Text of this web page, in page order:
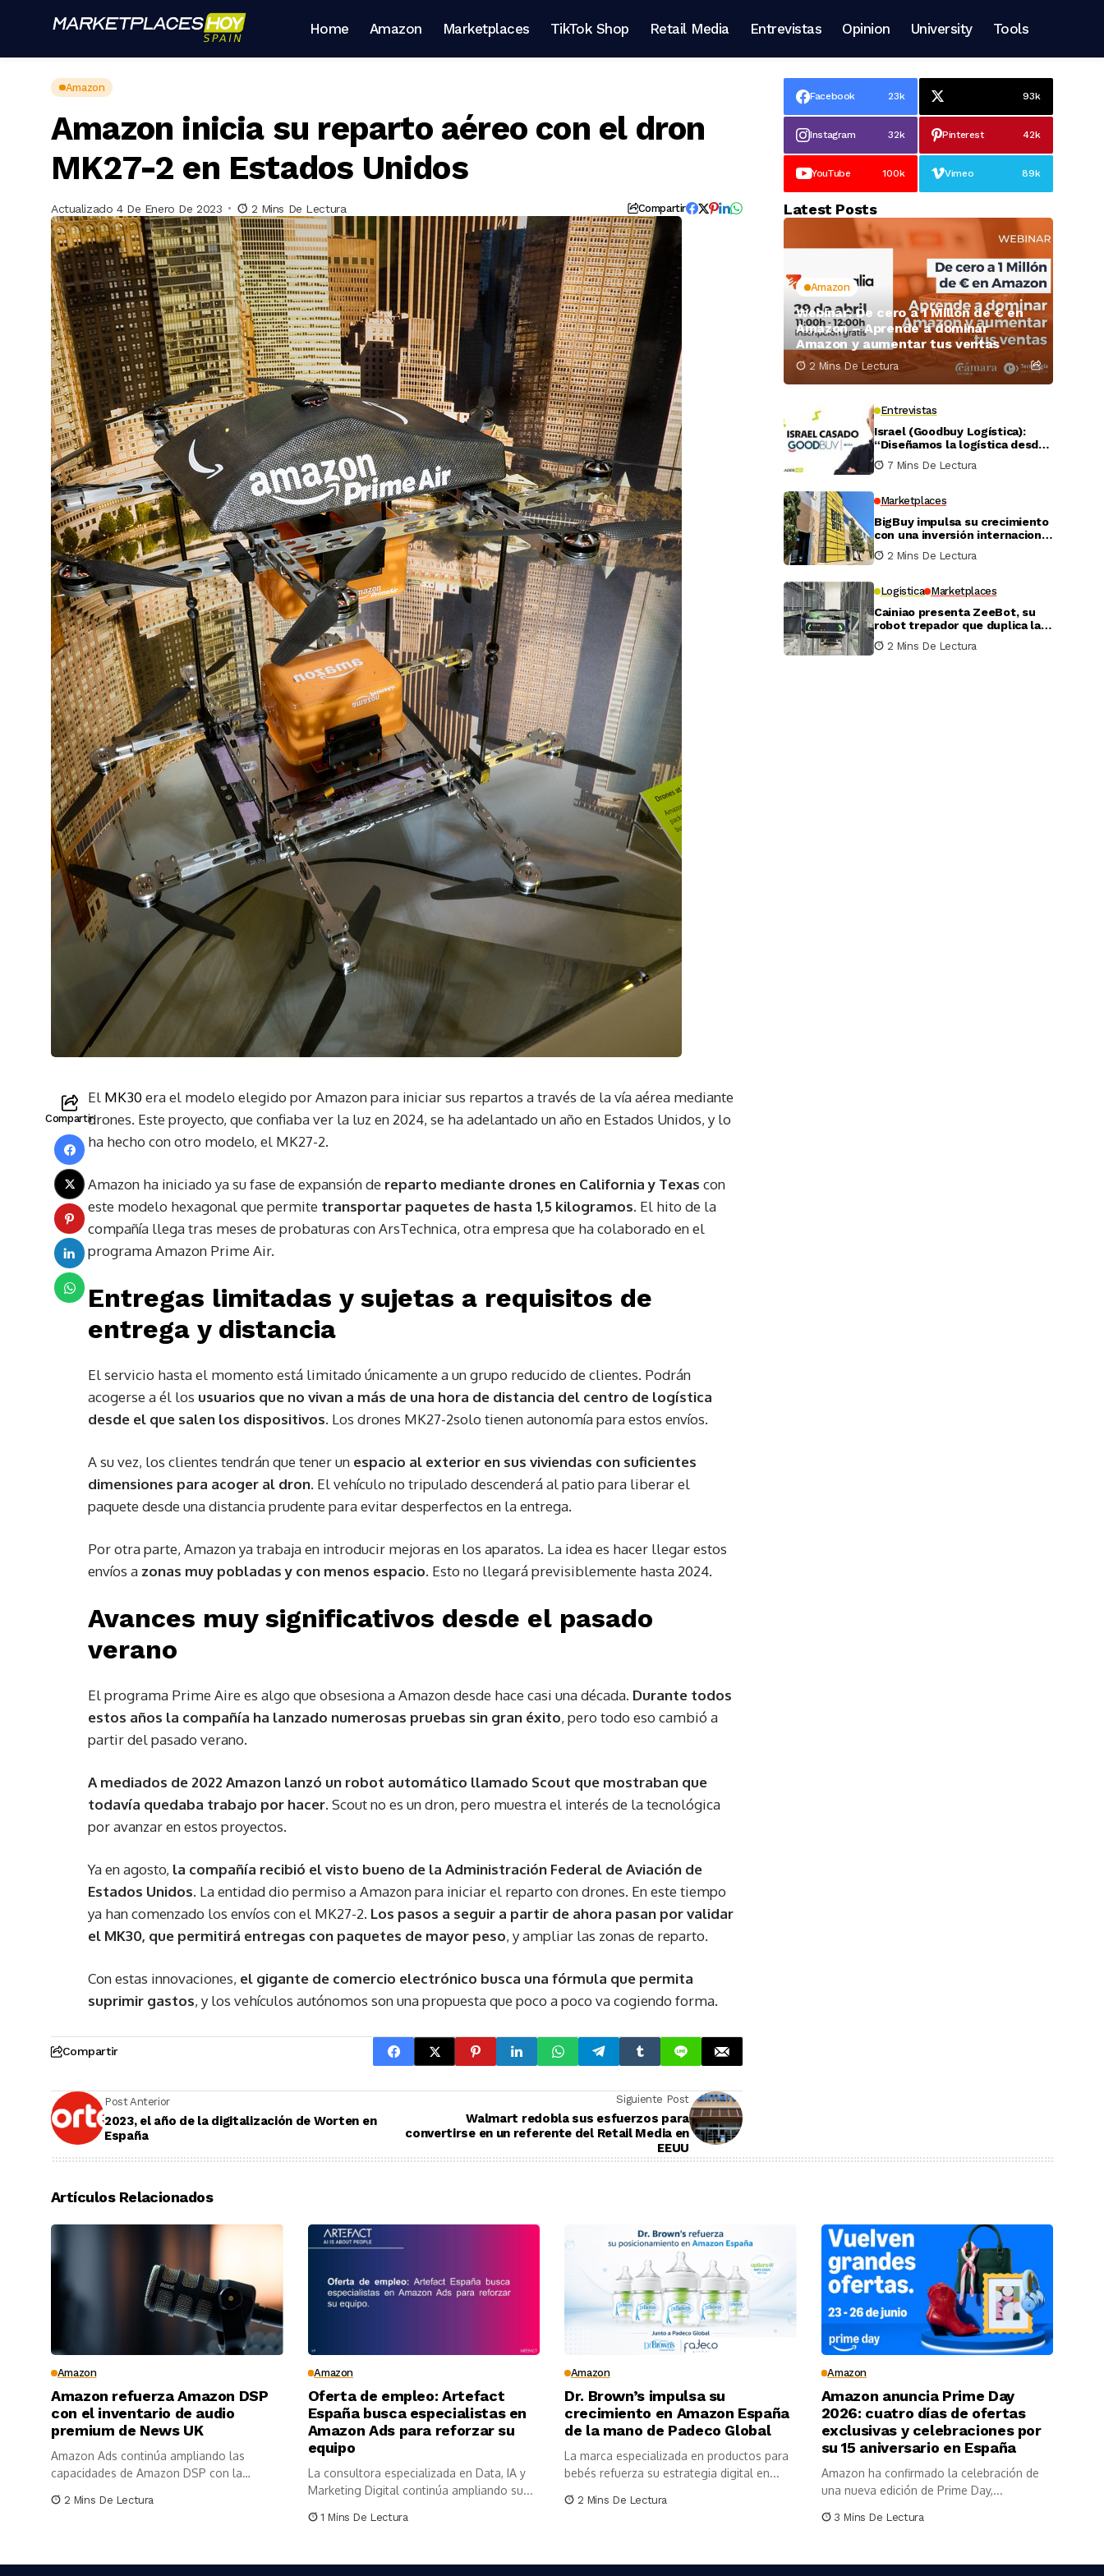
Home Amazon Marketplaces TikTok Shop Retail Media Entrevistas Opinion University Tools
Amazon
Amazon inicia su reparto aéreo con el dron
MK27-2 en Estados Unidos
Actualizado 4 De Enero De 2023 2 Mins De Lectura Compartir
Compartir
El MK30era el modelo elegido por Amazon para iniciar sus repartos a través de la vía aérea mediante
drones. Este proyecto, que confiaba ver la luz en 2024, se ha adelantado un año en Estados Unidos, y lo
ha hecho con otro modelo, el MK27-2.
Amazon ha iniciado ya su fase de expansión de reparto mediante drones en California y Texas con
este modelo hexagonal que permite transportar paquetes de hasta 1,5 kilogramos. El hito de la
compañía llega tras meses de probaturas con ArsTechnica, otra empresa que ha colaborado en el
programa Amazon Prime Air.
Entregas limitadas y sujetas a requisitos de
entrega y distancia
El servicio hasta el momento está limitado únicamente a un grupo reducido de clientes. Podrán
acogerse a él los usuarios que no vivan a más de una hora de distancia del centro de logística
desde el que salen los dispositivos. Los drones MK27-2solo tienen autonomía para estos envíos.
A su vez, los clientes tendrán que tener un espacio al exterior en sus viviendas con suficientes
dimensiones para acoger al dron. El vehículo no tripulado descenderá al patio para liberar el
paquete desde una distancia prudente para evitar desperfectos en la entrega.
Por otra parte, Amazon ya trabaja en introducir mejoras en los aparatos. La idea es hacer llegar estos
envíos a zonas muy pobladas y con menos espacio. Esto no llegará previsiblemente hasta 2024.
Avances muy significativos desde el pasado
verano
El programa Prime Aire es algo que obsesiona a Amazon desde hace casi una década. Durante todos
estos años la compañía ha lanzado numerosas pruebas sin gran éxito, pero todo eso cambió a
partir del pasado verano.
A mediados de 2022 Amazon lanzó un robot automático llamado Scout que mostraban que
todavía quedaba trabajo por hacer. Scout no es un dron, pero muestra el interés de la tecnológica
por avanzar en estos proyectos.
Ya en agosto, la compañía recibió el visto bueno de la Administración Federal de Aviación de
Estados Unidos. La entidad dio permiso a Amazon para iniciar el reparto con drones. En este tiempo
ya han comenzado los envíos con el MK27-2. Los pasos a seguir a partir de ahora pasan por validar
el MK30, que permitirá entregas con paquetes de mayor peso, y ampliar las zonas de reparto.
Con estas innovaciones, el gigante de comercio electrónico busca una fórmula que permita
suprimir gastos, y los vehículos autónomos son una propuesta que poco a poco va cogiendo forma.
Compartir
Post Anterior
2023, el año de la digitalización de Worten en
España
Siguiente Post
Walmart redobla sus esfuerzos para
convertirse en un referente del Retail Media en
EEUU
Facebook 23k 93k
Instagram 32k Pinterest 42k
YouTube 100k Vimeo 89k
Latest Posts
Amazon
Webinar: De cero a 1 Millón de € en
Amazon – Aprende a dominar
Amazon y aumentar tus ventas
2 Mins De Lectura
Entrevistas
Israel (Goodbuy Logística):
“Diseñamos la logística desde
el lado real del vendedor
online”
7 Mins De Lectura
Marketplaces
BigBuy impulsa su crecimiento
con una inversión internacional
de 4 millones
2 Mins De Lectura
Logistica Marketplaces
Cainiao presenta ZeeBot, su
robot trepador que duplica la
eficiencia de almacenamiento
y recogida en pruebas reales
2 Mins De Lectura
Artículos Relacionados
Amazon
Amazon refuerza Amazon DSP
con el inventario de audio
premium de News UK
Amazon Ads continúa ampliando las
capacidades de Amazon DSP con la
2 Mins De Lectura
Amazon
Oferta de empleo: Artefact
España busca especialistas en
Amazon Ads para reforzar su
equipo
La consultora especializada en Data, IA y
Marketing Digital continúa ampliando su...
1 Mins De Lectura
Amazon
Dr. Brown’s impulsa su
crecimiento en Amazon España
de la mano de Padeco Global
La marca especializada en productos para
bebés refuerza su estrategia digital en...
2 Mins De Lectura
Amazon
Amazon anuncia Prime Day
2026: cuatro días de ofertas
exclusivas y celebraciones por
su 15 aniversario en España
Amazon ha confirmado la celebración de
una nueva edición de Prime Day,...
3 Mins De Lectura